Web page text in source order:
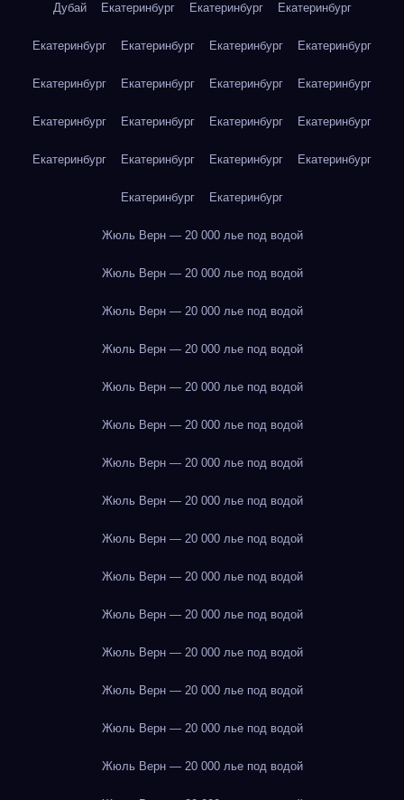
Дубай Екатеринбург Екатеринбург Екатеринбург
Екатеринбург Екатеринбург Екатеринбург Екатеринбург
Екатеринбург Екатеринбург Екатеринбург Екатеринбург
Екатеринбург Екатеринбург Екатеринбург Екатеринбург
Екатеринбург Екатеринбург Екатеринбург Екатеринбург
Екатеринбург Екатеринбург
Жюль Верн — 20 000 лье под водой
Жюль Верн — 20 000 лье под водой
Жюль Верн — 20 000 лье под водой
Жюль Верн — 20 000 лье под водой
Жюль Верн — 20 000 лье под водой
Жюль Верн — 20 000 лье под водой
Жюль Верн — 20 000 лье под водой
Жюль Верн — 20 000 лье под водой
Жюль Верн — 20 000 лье под водой
Жюль Верн — 20 000 лье под водой
Жюль Верн — 20 000 лье под водой
Жюль Верн — 20 000 лье под водой
Жюль Верн — 20 000 лье под водой
Жюль Верн — 20 000 лье под водой
Жюль Верн — 20 000 лье под водой